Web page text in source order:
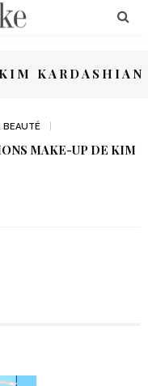
KARDASHIAN
BEAUTÉ
MAKE-UP DE KIM